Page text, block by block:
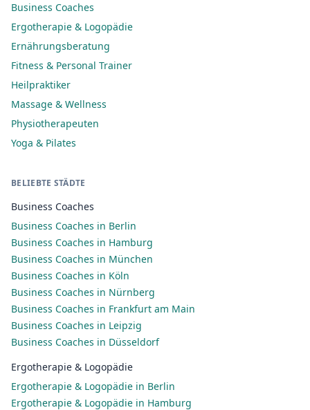
Business Coaches
Ergotherapie & Logopädie
Ernährungsberatung
Fitness & Personal Trainer
Heilpraktiker
Massage & Wellness
Physiotherapeuten
Yoga & Pilates
BELIEBTE STÄDTE
Business Coaches
Business Coaches in Berlin
Business Coaches in Hamburg
Business Coaches in München
Business Coaches in Köln
Business Coaches in Nürnberg
Business Coaches in Frankfurt am Main
Business Coaches in Leipzig
Business Coaches in Düsseldorf
Ergotherapie & Logopädie
Ergotherapie & Logopädie in Berlin
Ergotherapie & Logopädie in Hamburg